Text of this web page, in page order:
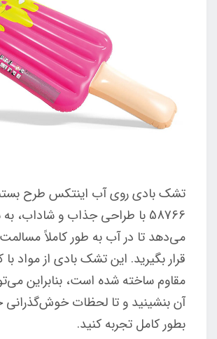
تشک بادی روی آب اینتکس طرح
58766 با طراحی جذاب و شاداب،
می‌دهد تا در آب به طور کاملاً
قرار بگیرید. این تشک بادی از مواد
مقاوم ساخته شده است، بنابراین
آن بنشینید و تا لحظات خوش‌گذرانی
بطور کامل تجربه کنید.